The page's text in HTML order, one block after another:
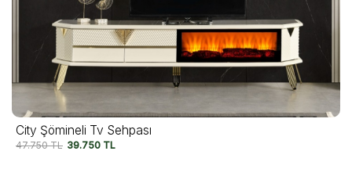
City Şömineli Tv Sehpası
47.750TL 39.750 TL